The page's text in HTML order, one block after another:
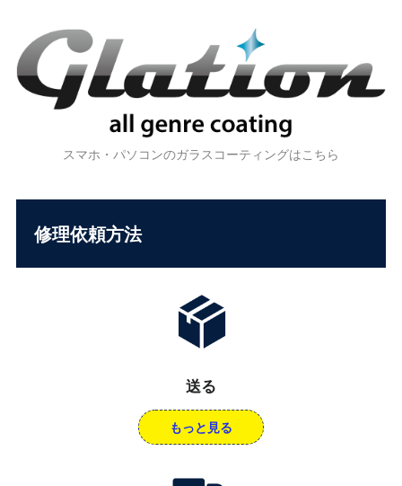
スマホ・パソコンのガラスコーティングはこちら
修理依頼方法
送る
もっと見る